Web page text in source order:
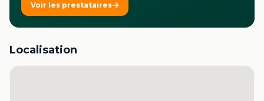
Voir les prestataires
Localisation